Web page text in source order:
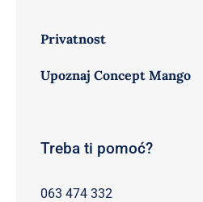
Privatnost
Upoznaj Concept Mango
Treba ti pomoć?
063 474 332